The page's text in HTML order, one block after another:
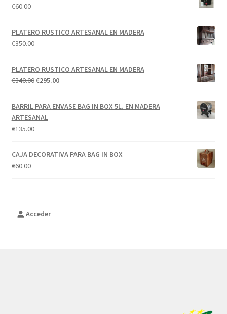
€60.00
PLATERO RUSTICO ARTESANAL EN MADERA
€350.00
PLATERO RUSTICO ARTESANAL EN MADERA
€340.00El
original
era:
€295.00El
actual
BARRIL PARA ENVASE BAG IN BOX 5L. EN MADERA
ARTESANAL
€135.00
CAJA DECORATIVA PARA BAG IN BOX
€60.00
Acceder